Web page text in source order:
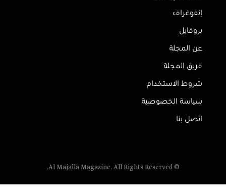
إنفوغراف
بروفايل
عن المجلة
فريق المجلة
شروط الاستخدام
سياسة الخصوصية
اتصل بنا
© Al Majalla Magazine. All Rights Reserved.